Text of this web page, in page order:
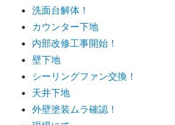
洗面台解体！
カウンター下地
内部改修工事開始！
壁下地
シーリングファン交換！
天井下地
外壁塗装ムラ確認！